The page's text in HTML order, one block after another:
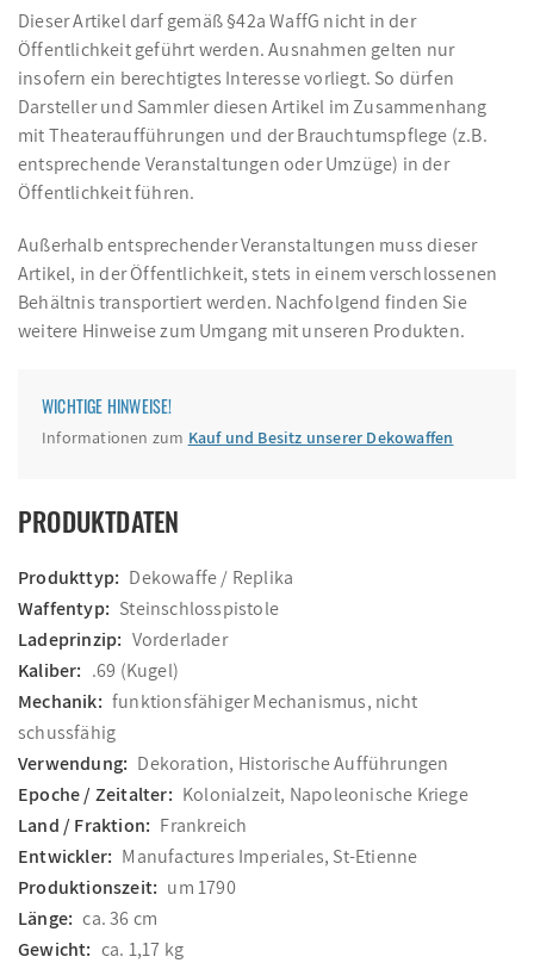
Dieser Artikel darf gemäß §42a WaffG nicht in der
Öffentlichkeit geführt werden. Ausnahmen gelten nur
insofern ein berechtigtes Interesse vorliegt. So dürfen
Darsteller und Sammler diesen Artikel im Zusammenhang
mit Theateraufführungen und der Brauchtumspflege (z.B.
entsprechende Veranstaltungen oder Umzüge) in der
Öffentlichkeit führen.
Außerhalb entsprechender Veranstaltungen muss dieser
Artikel, in der Öffentlichkeit, stets in einem verschlossenen
Behältnis transportiert werden. Nachfolgend finden Sie
weitere Hinweise zum Umgang mit unseren Produkten.
WICHTIGE HINWEISE!
Informationen zum Kauf und Besitz unserer Dekowaffen
PRODUKTDATEN
Produkttyp: Dekowaffe / Replika
Waffentyp: Steinschlosspistole
Ladeprinzip: Vorderlader
Kaliber: .69 (Kugel)
Mechanik: funktionsfähiger Mechanismus, nicht
schussfähig
Verwendung: Dekoration, Historische Aufführungen
Epoche / Zeitalter: Kolonialzeit, Napoleonische Kriege
Land / Fraktion: Frankreich
Entwickler: Manufactures Imperiales, St-Etienne
Produktionszeit: um 1790
Länge: ca. 36 cm
Gewicht: ca. 1,17 kg